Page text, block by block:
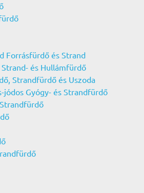
Forrásfürdő és Strand
és Hullámfürdő
Strandfürdő és Uszoda
jódos Gyógy- és Strandfürdő